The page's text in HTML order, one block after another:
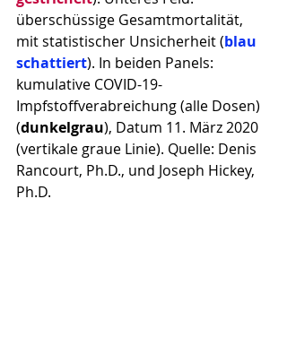
überschüssige Gesamtmortalität,
mit statistischer Unsicherheit (blau
schattiert). In beiden Panels:
kumulative COVID-19-
Impfstoffverabreichung (alle Dosen)
(dunkelgrau), Datum 11. März 2020
(vertikale graue Linie). Quelle: Denis
Rancourt, Ph.D., und Joseph Hickey,
Ph.D.